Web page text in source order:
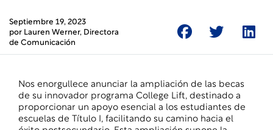
Septiembre 19, 2023
por Lauren Werner, Directora
de Comunicación
Nos enorgullece anunciar la ampliación de las becas
de su innovador programa College Lift, destinado a
proporcionar un apoyo esencial a los estudiantes de
escuelas de Título I, facilitando su camino hacia el